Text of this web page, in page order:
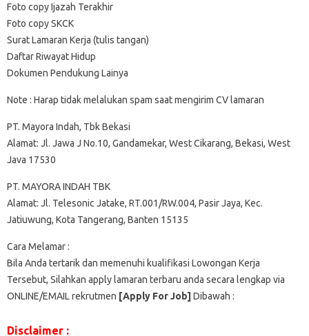
Foto copy Ijazah Terakhir
Foto copy SKCK
Surat Lamaran Kerja (tulis tangan)
Daftar Riwayat Hidup
Dokumen Pendukung Lainya
Note : Harap tidak melalukan spam saat mengirim CV lamaran
PT. Mayora Indah, Tbk Bekasi
Alamat: Jl. Jawa J No.10, Gandamekar, West Cikarang, Bekasi, West
Java 17530
PT. MAYORA INDAH TBK
Alamat: Jl. Telesonic Jatake, RT.001/RW.004, Pasir Jaya, Kec.
Jatiuwung, Kota Tangerang, Banten 15135
Cara Melamar :
Bila Anda tertarik dan memenuhi kualifikasi Lowongan Kerja
Tersebut, Silahkan apply lamaran terbaru anda secara lengkap via
ONLINE/EMAIL rekrutmen [Apply For Job] Dibawah :
Disclaimer :